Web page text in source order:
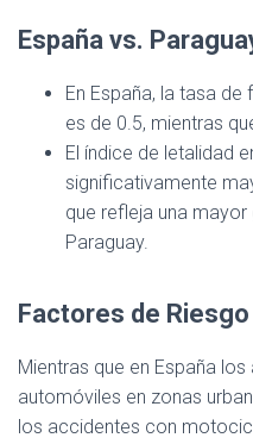
España vs.
En España, la tasa
es de 0.5, mientras
El índice de letalidad
significativamente
que refleja una
Paraguay.
Factores de Riesgo
Mientras que en España
automóviles en zonas
los accidentes con